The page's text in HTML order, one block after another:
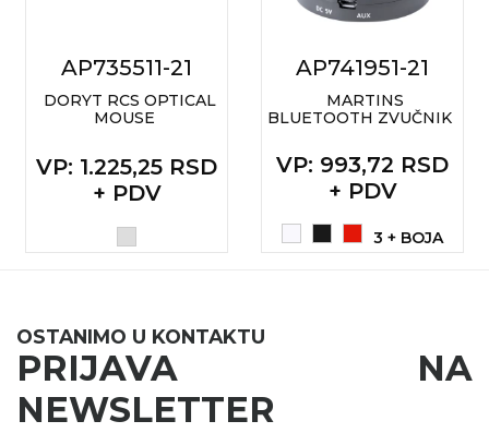
AP735511-21
DORYT RCS OPTICAL
MOUSE
VP: 1.225,25 RSD
+ PDV
AP741951-21
MARTINS
BLUETOOTH ZVUČNIK
VP: 993,72 RSD
+ PDV
3 + BOJA
OSTANIMO U KONTAKTU
PRIJAVA NA
NEWSLETTER